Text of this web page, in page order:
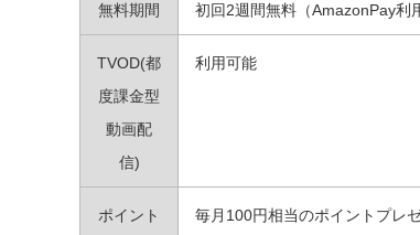
無料期間 初回2週間無料（AmazonPay利
TVOD(都
度課金型
動画配
信)
利用可能
ポイント
毎月100円相当のポイントプレ